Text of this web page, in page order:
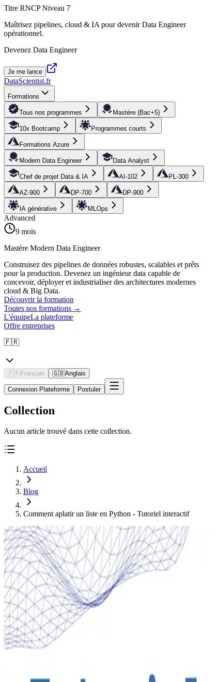
Titre RNCP Niveau 7
Maîtrisez pipelines, cloud & IA pour devenir Data Engineer
opérationnel.
Devenez Data Engineer
Je me lance
DataScientist.fr
Formations
Tous nos programmes Mastère (Bac+5)
10x Bootcamp Programmes courts
Formations Azure
Modern Data Engineer Data Analyst
Chef de projet Data & IA AI-102 PL-300
AZ-900 DP-700 DP-900
IA générative MLOps
Advanced
9 mois
Mastère Modern Data Engineer
Construisez des pipelines de données robustes, scalables et prêts
pour la production. Devenez un ingénieur data capable de
concevoir, déployer et industrialiser des architectures modernes
cloud & Big Data.
Découvrir la formation
Toutes nos formations →
L'équipeLa plateforme
Offre entreprises
🇫🇷
🇫🇷 Français 🇬🇧Anglais
Connexion Plateforme Postuler
Collection
Aucun article trouvé dans cette collection.
Accueil
Blog
Comment aplatir un liste en Python - Tutoriel interactif